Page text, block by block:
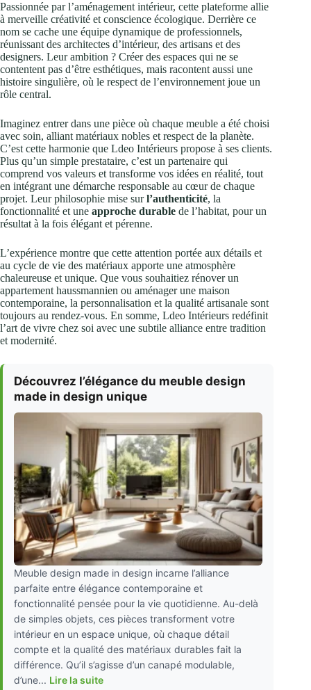
Passionnée par l’aménagement intérieur, cette plateforme allie
à merveille créativité et conscience écologique. Derrière ce
nom se cache une équipe dynamique de professionnels,
réunissant des architectes d’intérieur, des artisans et des
designers. Leur ambition ? Créer des espaces qui ne se
contentent pas d’être esthétiques, mais racontent aussi une
histoire singulière, où le respect de l’environnement joue un
rôle central.
Imaginez entrer dans une pièce où chaque meuble a été choisi
avec soin, alliant matériaux nobles et respect de la planète.
C’est cette harmonie que Ldeo Intérieurs propose à ses clients.
Plus qu’un simple prestataire, c’est un partenaire qui
comprend vos valeurs et transforme vos idées en réalité, tout
en intégrant une démarche responsable au cœur de chaque
projet. Leur philosophie mise surl’authenticité, la
fonctionnalité et une approche durable de l’habitat, pour un
résultat à la fois élégant et pérenne.
L’expérience montre que cette attention portée aux détails et
au cycle de vie des matériaux apporte une atmosphère
chaleureuse et unique. Que vous souhaitiez rénover un
appartement haussmannien ou aménager une maison
contemporaine, la personnalisation et la qualité artisanale sont
toujours au rendez-vous. En somme, Ldeo Intérieurs redéfinit
l’art de vivre chez soi avec une subtile alliance entre tradition
et modernité.
Découvrez l’élégance du meuble design
made in design unique
Meuble design made in design incarne l’alliance
parfaite entre élégance contemporaine et
fonctionnalité pensée pour la vie quotidienne. Au-delà
de simples objets, ces pièces transforment votre
intérieur en un espace unique, où chaque détail
compte et la qualité des matériaux durables fait la
différence. Qu’il s’agisse d’un canapé modulable,
d’une... Lire la suite